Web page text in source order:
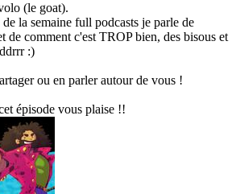
(le goat).
la semaine full podcasts je parle de
de comment c'est TROP bien, des bisous et
:)
ou en parler autour de vous !
épisode vous plaise !!